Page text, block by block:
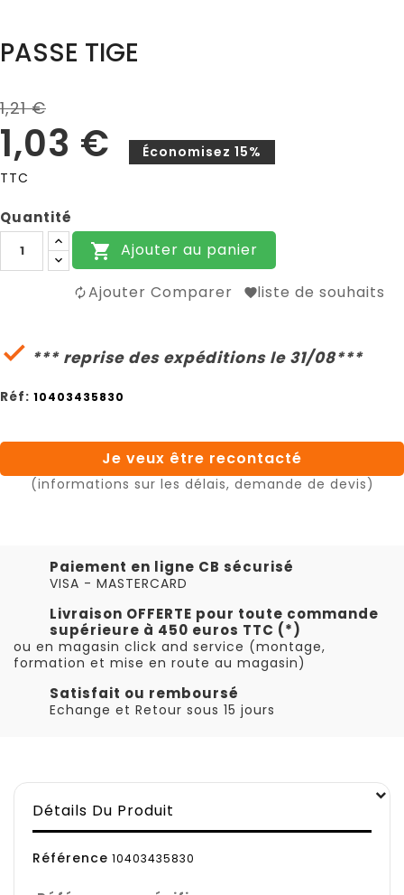
PASSE TIGE
1,21 €
1,03 €
Économisez 15%
TTC
Quantité
 Ajouter au panier
Ajouter Comparer liste de souhaits
 *** reprise des expéditions le 31/08***
Réf: 10403435830
Je veux être recontacté
(informations sur les délais, demande de devis)
Paiement en ligne CB sécurisé
VISA - MASTERCARD
Livraison OFFERTE pour toute commande
supérieure à 450 euros TTC (*)
ou en magasin click and service (montage,
formation et mise en route au magasin)
Satisfait ou remboursé
Echange et Retour sous 15 jours
Détails Du Produit
Référence 10403435830